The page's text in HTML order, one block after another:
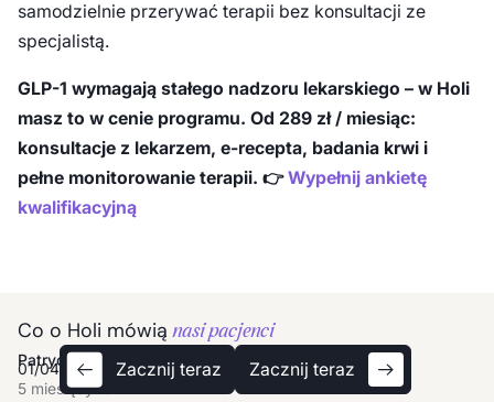
samodzielnie przerywać terapii bez konsultacji ze
specjalistą.
GLP-1 wymagają stałego nadzoru lekarskiego – w Holi
masz to w cenie programu. Od 289 zł / miesiąc:
konsultacje z lekarzem, e-recepta, badania krwi i
pełne monitorowanie terapii. 👉Wypełnij ankietę
kwalifikacyjną
Co o Holi mówiąnasi pacjenci
01/04 Zacznij teraz Zacznij teraz
Ula
5 miesięcy temu
Patrycja
5 miesięcy temu
Anna
5 miesięcy temu
Tomek
5 miesięcy temu
Ula
5 miesięcy temu
Patrycja
5 miesięcy temu